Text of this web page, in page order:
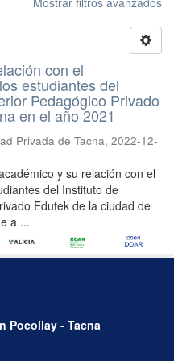
con el
estudiantes del
Pedagógico Privado
en el año 2021
Privada de Tacna, 2022-12-
y su relación con el
del Instituto de
Edutek de la ciudad de
a ...
Pocollay - Tacna